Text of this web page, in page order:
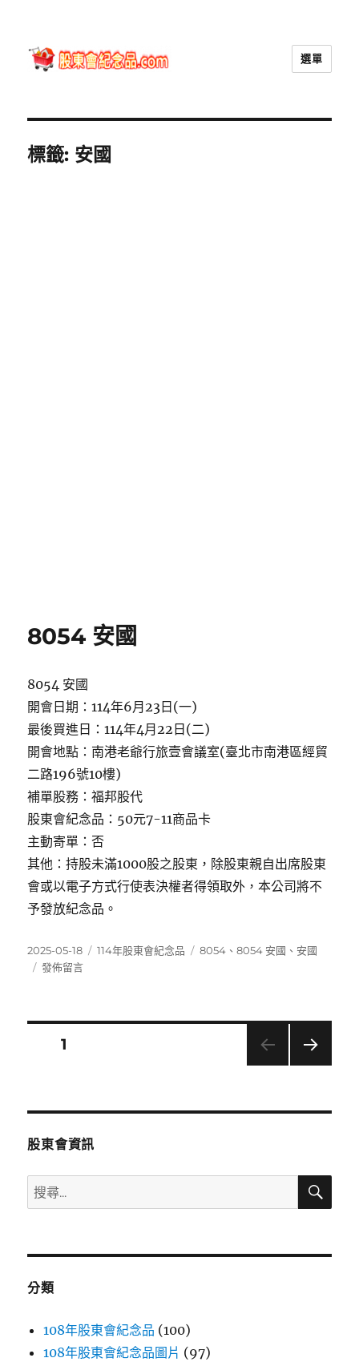
選單
標籤: 安國
8054 安國
8054 安國
開會日期：114年6月23日(一)
最後買進日：114年4月22日(二)
開會地點：南港老爺行旅壹會議室(臺北市南港區經貿
二路196號10樓)
補單股務：福邦股代
股東會紀念品：50元7-11商品卡
主動寄單：否
其他：持股未滿1000股之股東，除股東親自出席股東
會或以電子方式行使表決權者得領取外，本公司將不
予發放紀念品。
發
佈
2025-05-18
分
114年股東會紀念品
標
8054 、8054 安國 、 安國
在
發佈留言
分
頁次1
股東會資訊
搜
尋
鍵
搜
分類
108年股東會紀念品 (100)
108年股東會紀念品圖片 (97)